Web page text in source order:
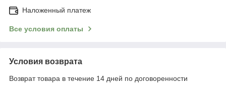
Наложенный платеж
Все условия оплаты
Условия возврата
Возврат товара в течение 14 дней по договоренности